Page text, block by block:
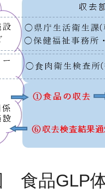
食品GLP